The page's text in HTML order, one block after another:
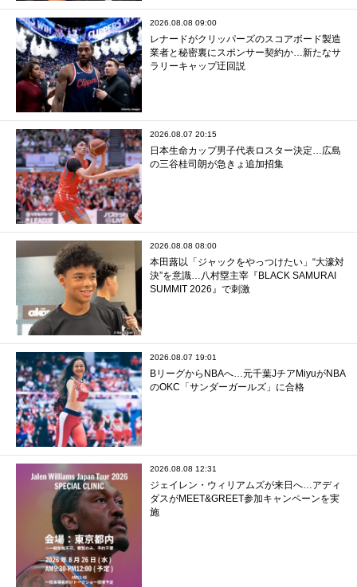
2026.08.08 09:00
レナードがクリッパーズのスコアボード製造
業者と秘密裏にスポンサー契約か‬…新たなサ
ラリーキャップ迂回説
2026.08.07 20:15
日本生命カップ男子代表ロスター決定…広島
の三谷桂司朗が急きょ追加招集
2026.08.08 08:00
本田蕗以「ジャックをやっつけたい」“大濠対
決”を意識…八村塁主宰『BLACK SAMURAI
SUMMIT 2026』で刺激
2026.08.07 19:01
BリーグからNBAへ…元千葉JチアMiyuがNBA
のOKC「サンダーガールズ」に合格
2026.08.08 12:31
ジェイレン・ウィリアムズが来日へ…アディ
ダスがMEET&GREET参加キャンペーンを実
施